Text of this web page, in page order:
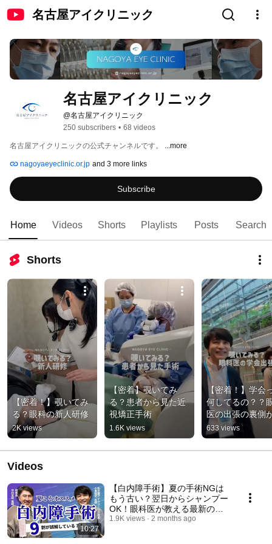
名古屋アイクリニック
名古屋アイクリニック
@名古屋アイクリニック
250 subscribers • 68 videos
名古屋アイクリニックの公式チャンネルです。 ...more
nagoyaeyeclinic.or.jp and 3 more links
Subscribe
Home Videos Shorts Playlists Posts Search
Shorts
【密着！】覗いてみ
る？眼科の新人研修
2K views
【密着】覗いてみ
る？患者から見た近
視矯正手術
1.6K views
【密着！】学会
何してるの？？
医の出張の裏側
像以上に凄すぎ
#眼科 #shorts #
633 views
Videos
10:27
【白内障手術】夏の手術NGは
もう古い？翌日からシャンプー
OK！眼科医が教える最新の白
内障手術
1.9K views 2 months ago